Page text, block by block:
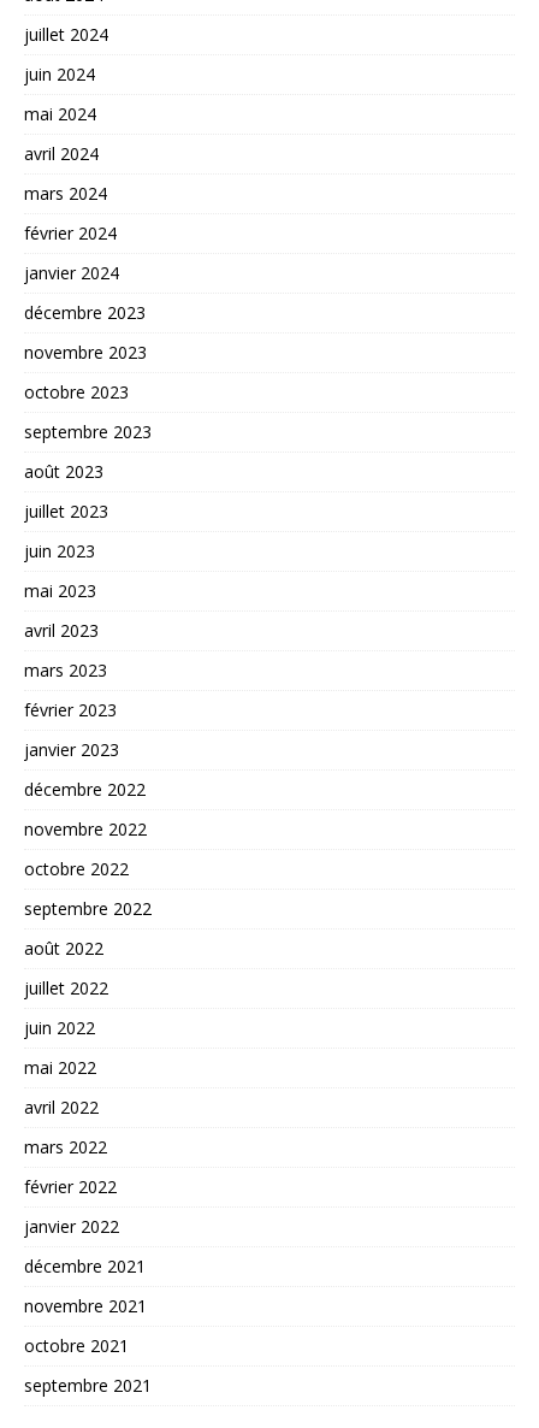
juillet 2024
juin 2024
mai 2024
avril 2024
mars 2024
février 2024
janvier 2024
décembre 2023
novembre 2023
octobre 2023
septembre 2023
août 2023
juillet 2023
juin 2023
mai 2023
avril 2023
mars 2023
février 2023
janvier 2023
décembre 2022
novembre 2022
octobre 2022
septembre 2022
août 2022
juillet 2022
juin 2022
mai 2022
avril 2022
mars 2022
février 2022
janvier 2022
décembre 2021
novembre 2021
octobre 2021
septembre 2021